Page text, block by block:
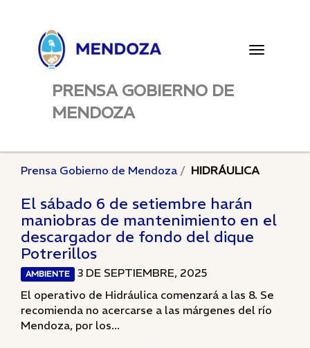
Toggle
PRENSA GOBIERNO DE
MENDOZA
Prensa Gobierno de Mendoza HIDRÁULICA
El sábado 6 de setiembre harán
maniobras de mantenimiento en el
descargador de fondo del dique
Potrerillos
AMBIENTE
3 DE SEPTIEMBRE, 2025
El operativo de Hidráulica comenzará a las 8. Se
recomienda no acercarse a las márgenes del río
Mendoza, por los...